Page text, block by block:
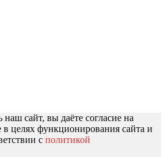
сайт, вы даёте согласие на
в целях функционирования сайта и
с политикой